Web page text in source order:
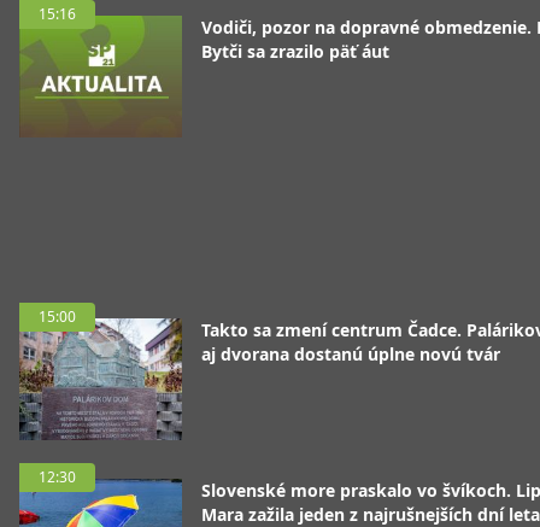
15:16
Vodiči, pozor na dopravné obmedzenie.
Bytči sa zrazilo päť áut
15:00
Takto sa zmení centrum Čadce.
aj dvorana dostanú úplne novú tvár
12:30
Slovenské more praskalo vo švíkoch.
Mara zažila jeden z najrušnejších dní leta